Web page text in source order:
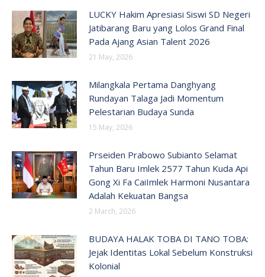
LUCKY Hakim Apresiasi Siswi SD Negeri
Jatibarang Baru yang Lolos Grand Final
Pada Ajang Asian Talent 2026
21 May, 2026
Milangkala Pertama Danghyang
Rundayan Talaga Jadi Momentum
Pelestarian Budaya Sunda
15 May, 2026
Prseiden Prabowo Subianto Selamat
Tahun Baru Imlek 2577 Tahun Kuda Api
Gong Xi Fa CaiImlek Harmoni Nusantara
Adalah Kekuatan Bangsa
2 March, 2026
BUDAYA HALAK TOBA DI TANO TOBA:
Jejak Identitas Lokal Sebelum Konstruksi
Kolonial